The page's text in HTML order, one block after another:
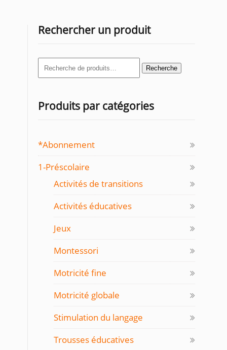
Rechercher un produit
Recherche
pour :
Recherche
Produits par catégories
*Abonnement
1-Préscolaire
Activités de transitions
Activités éducatives
Jeux
Montessori
Motricité fine
Motricité globale
Stimulation du langage
Trousses éducatives